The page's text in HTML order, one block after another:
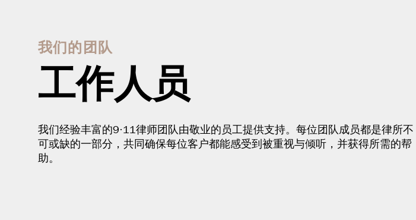
我们的团队
工作人员
我们经验丰富的9·11律师团队由敬业的员工提供支持。每位团队成员都是律所不
可或缺的一部分，共同确保每位客户都能感受到被重视与倾听，并获得所需的帮
助。